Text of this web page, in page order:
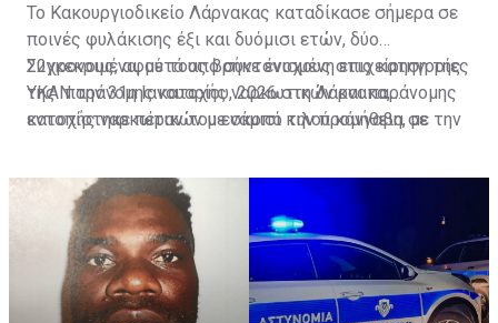
Το Κακουργιοδικείο Λάρνακας καταδίκασε σήμερα σε
ποινές φυλάκισης έξι και δυόμισι ετών, δύο
22χρονους, αφού τους βρήκε ένοχους στις κατηγορίες
της παράνομης κατοχής ναρκωτικών και παράνομης
κατοχής ναρκωτικών με σκοπό την προμήθεια σε
Συγκεκριμένα, μετά από συντονισμένη επιχείρηση της
ΥΚΑΝ την 31η Ιανουαρίου, 2026 στη Λάρνακα,
εντοπίστηκε πέραν του ενάμισι κιλού κάνναβη, με την
καταδικασθέντων.